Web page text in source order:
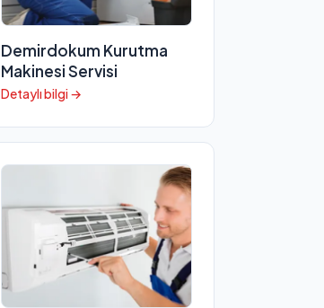
Demirdokum Kurutma
Makinesi Servisi
Detaylı bilgi →